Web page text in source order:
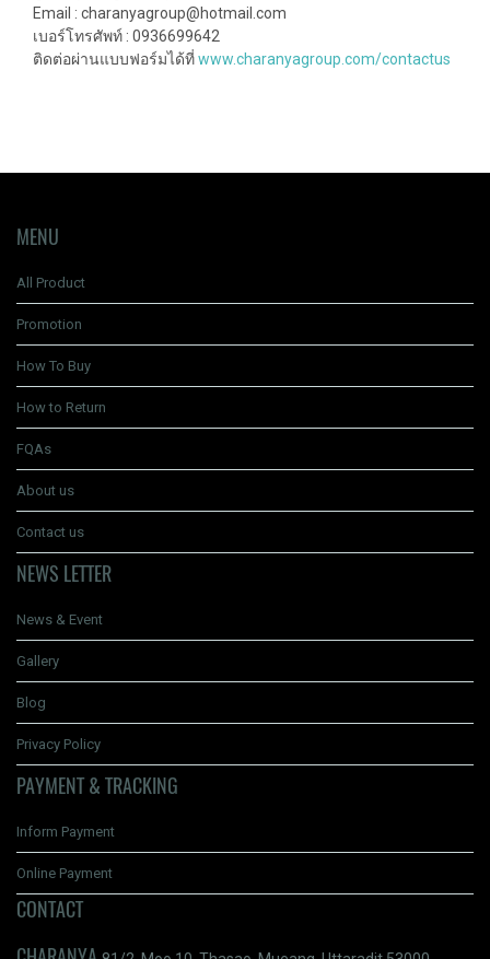
Email : charanyagroup@hotmail.com
เบอร์โทรศัพท์ : 0936699642
ติดต่อผ่านแบบฟอร์มได้ที่www.charanyagroup.com/contactus
MENU
All Product
Promotion
How To Buy
How to Return
FQAs
About us
Contact us
NEWS LETTER
News & Event
Gallery
Blog
Privacy Policy
PAYMENT & TRACKING
Inform Payment
Online Payment
CONTACT